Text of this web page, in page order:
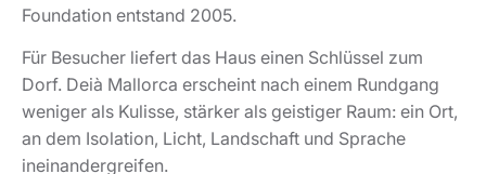
Foundation entstand 2005.
Für Besucher liefert das Haus einen Schlüssel zum
Dorf. Deià Mallorca erscheint nach einem Rundgang
weniger als Kulisse, stärker als geistiger Raum: ein Ort,
an dem Isolation, Licht, Landschaft und Sprache
ineinandergreifen.